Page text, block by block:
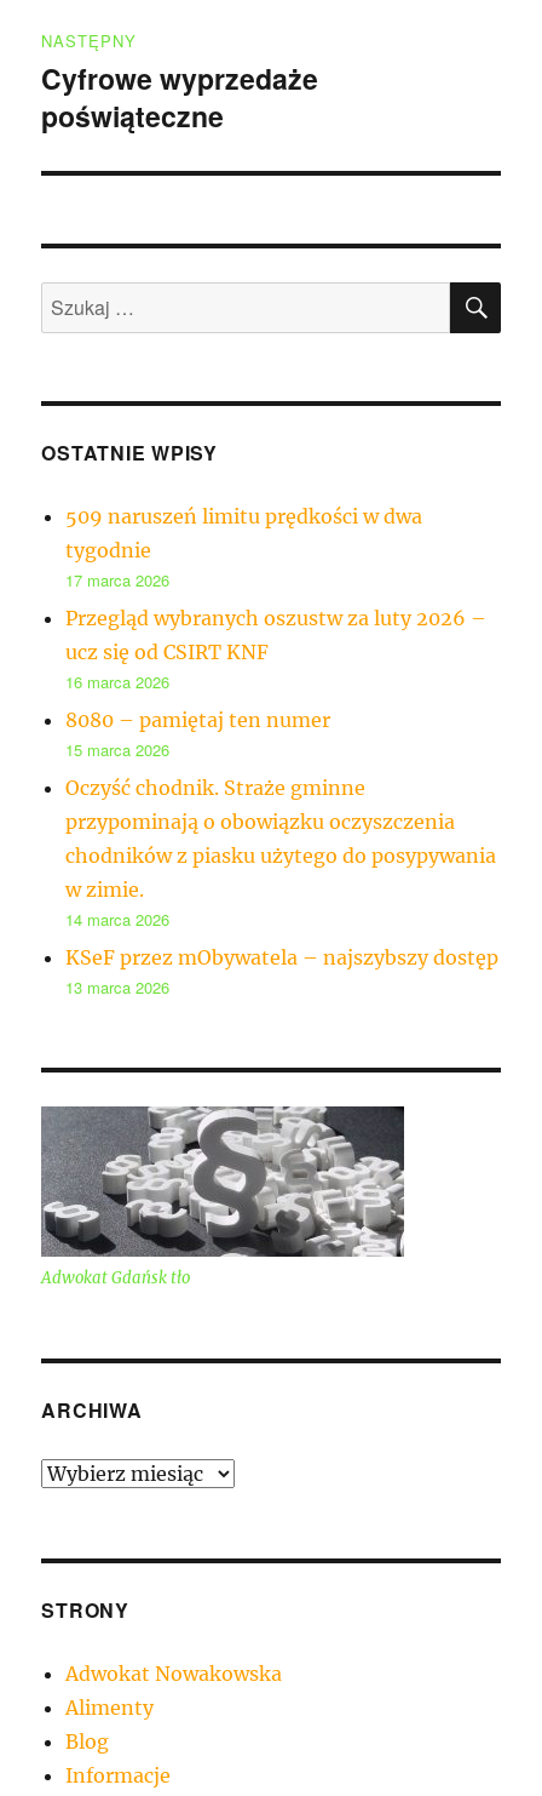
NASTĘPNY
Następny
wpis:
Cyfrowe wyprzedaże
poświąteczne
Szukaj:
OSTATNIE WPISY
509 naruszeń limitu prędkości w dwa
tygodnie
17 marca 2026
Przegląd wybranych oszustw za luty 2026 –
ucz się od CSIRT KNF
16 marca 2026
8080 – pamiętaj ten numer
15 marca 2026
Oczyść chodnik. Straże gminne
przypominają o obowiązku oczyszczenia
chodników z piasku użytego do posypywania
w zimie.
14 marca 2026
KSeF przez mObywatela – najszybszy dostęp
13 marca 2026
Adwokat Gdańsk tło
ARCHIWA
Archiwa
STRONY
Adwokat Nowakowska
Alimenty
Blog
Informacje